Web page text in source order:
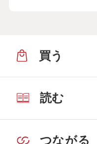
買う
読む
つながる